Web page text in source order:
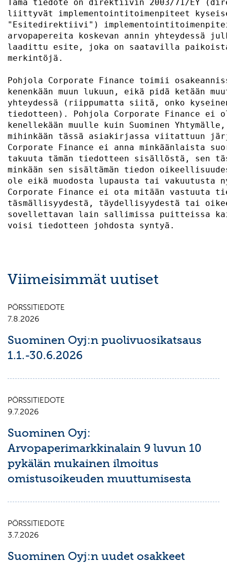
Tämä tiedote on direktiivin 2003/71/EY
liittyvät
"Esitedirektiivi")
arvopapereita koskevan annin yhteydessä
laadittu esite, joka on saatavilla
Pohjola Corporate Finance toimii
kenenkään muun lukuun, eikä pidä ketään
yhteydessä (riippumatta siitä, onko
tiedotteen). Pohjola Corporate Finance ei
kenellekään muulle kuin Suominen
mihinkään tässä asiakirjassa viitattuun
Corporate Finance ei anna
takuuta tämän tiedotteen sisällöstä, sen
minkään sen sisältämän tiedon
ole eikä muodosta lupausta tai
Corporate Finance ei ota mitään
täsmällisyydestä, täydellisyydestä
sovellettavan lain sallimissa puitteissa
Viimeisimmät uutiset
PÖRSSITIEDOTE
7.8.2026
Suominen Oyj:n puolivuosikatsaus
1.1.-30.6.2026
PÖRSSITIEDOTE
9.7.2026
Suominen Oyj:
Arvopaperimarkkinalain 9 luvun 10
pykälän mukainen ilmoitus
omistusoikeuden muuttumisesta
PÖRSSITIEDOTE
3.7.2026
Suominen Oyj:n uudet osakkeet